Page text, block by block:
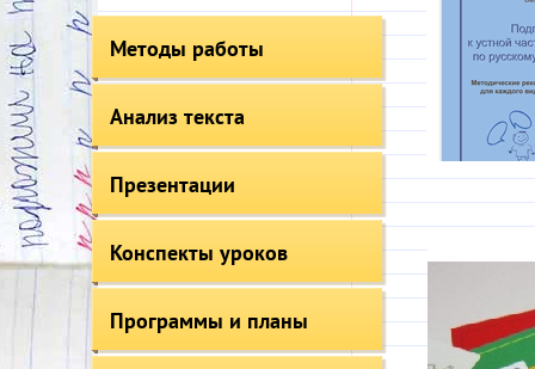
Методы работы
Анализ текста
Презентации
Конспекты уроков
Программы и планы